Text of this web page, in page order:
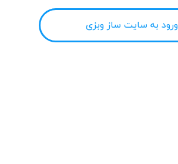
ورود به سایت ساز وبزی